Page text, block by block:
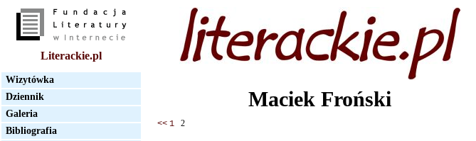
Literackie.pl
Wizytówka
Dziennik
Galeria
Bibliografia
Maciek Froński
<< 1 2